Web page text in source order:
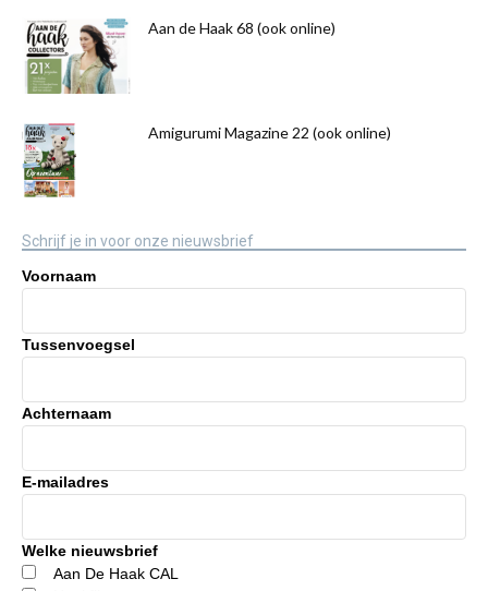
Aan de Haak 68 (ook online)
Amigurumi Magazine 22 (ook online)
Schrijf je in voor onze nieuwsbrief
Voornaam
Tussenvoegsel
Achternaam
E-mailadres
Welke nieuwsbrief
Aan De Haak CAL